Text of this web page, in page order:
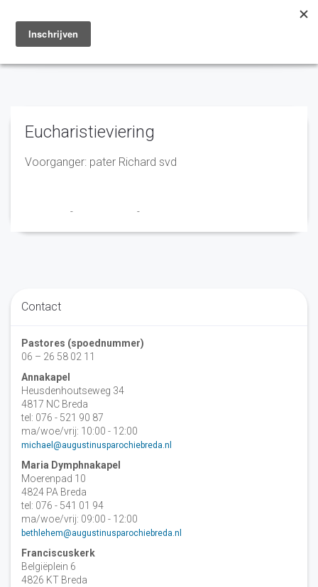
Toggle
navigation
Eucharistieviering
Voorganger: pater Richard svd
- -
Contact
Pastores (spoednummer)
06 – 26 58 02 11
Annakapel
Heusdenhoutseweg 34
4817 NC Breda
tel: 076 - 521 90 87
ma/woe/vrij: 10:00 - 12:00
michael@augustinusparochiebreda.nl
Maria Dymphnakapel
Moerenpad 10
4824 PA Breda
tel: 076 - 541 01 94
ma/woe/vrij: 09:00 - 12:00
bethlehem@augustinusparochiebreda.nl
Franciscuskerk
Belgiëplein 6
4826 KT Breda